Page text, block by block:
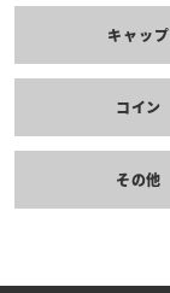
キャップ
コイン
その他